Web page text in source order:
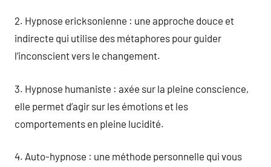
2. Hypnose ericksonienne : une approche douce et
indirecte qui utilise des métaphores pour guider
l’inconscient vers le changement.
3. Hypnose humaniste : axée sur la pleine conscience,
elle permet d’agir sur les émotions et les
comportements en pleine lucidité.
4. Auto-hypnose : une méthode personnelle qui vous